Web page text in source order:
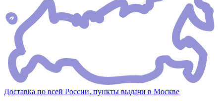
Доставка по всей России, пункты выдачи в Москве